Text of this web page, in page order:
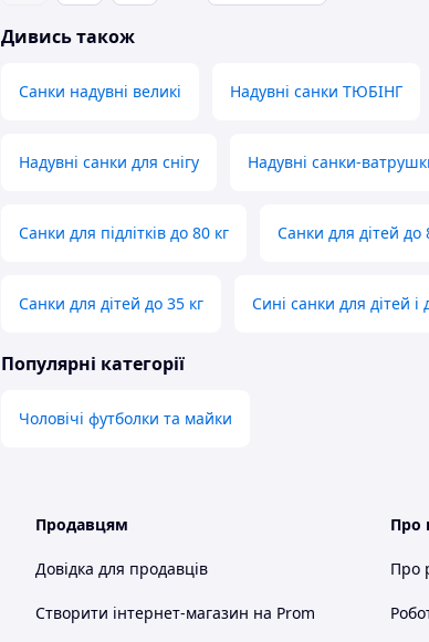
Дивись також
Санки надувні великі Надувні санки ТЮБІНГ
Надувні санки для снігу Надувні санки-
Санки для підлітків до 80 кг Санки для дітей до
Санки для дітей до 35 кг Сині санки для дітей і
Популярні категорії
Чоловічі футболки та майки
Продавцям
Довідка для продавців
Створити інтернет-магазин на Prom
Про
Про